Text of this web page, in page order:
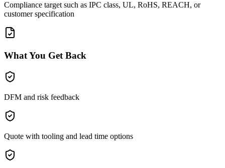
Compliance target such as IPC class, UL, RoHS, REACH, or
customer specification
What You Get Back
DFM and risk feedback
Quote with tooling and lead time options